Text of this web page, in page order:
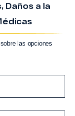
Daños a la
las opciones